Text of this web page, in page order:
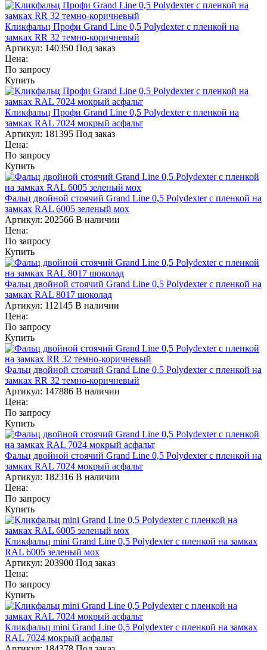
Кликфальц Профи Grand Line 0,5 Polydexter с пленкой на
замках RR 32 темно-коричневый
Артикул: 140350 Под заказ
Цена:
По запросу
Купить
Кликфальц Профи Grand Line 0,5 Polydexter с пленкой на
замках RAL 7024 мокрый асфальт
Артикул: 181395 Под заказ
Цена:
По запросу
Купить
Фальц двойной стоячий Grand Line 0,5 Polydexter с пленкой на
замках RAL 6005 зеленый мох
Артикул: 202566 В наличии
Цена:
По запросу
Купить
Фальц двойной стоячий Grand Line 0,5 Polydexter с пленкой на
замках RAL 8017 шоколад
Артикул: 112145 В наличии
Цена:
По запросу
Купить
Фальц двойной стоячий Grand Line 0,5 Polydexter с пленкой на
замках RR 32 темно-коричневый
Артикул: 147886 В наличии
Цена:
По запросу
Купить
Фальц двойной стоячий Grand Line 0,5 Polydexter с пленкой на
замках RAL 7024 мокрый асфальт
Артикул: 182316 В наличии
Цена:
По запросу
Купить
Кликфальц mini Grand Line 0,5 Polydexter с пленкой на замках
RAL 6005 зеленый мох
Артикул: 203900 Под заказ
Цена:
По запросу
Купить
Кликфальц mini Grand Line 0,5 Polydexter с пленкой на замках
RAL 7024 мокрый асфальт